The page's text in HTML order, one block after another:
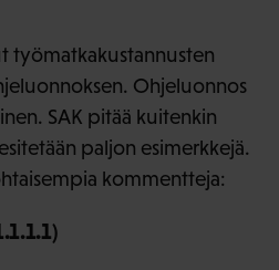
työmatkakustannusten
Ohjeluonnos
SAK pitää kuitenkin
paljon esimerkkejä.
kommentteja: